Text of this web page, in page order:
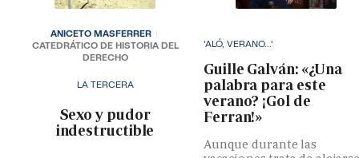
LA TERCERA
­Sexo y pudor
indestructible
ANICETO MASFERRER
CATEDRÁTICO DE HISTORIA DEL
DERECHO
'ALÓ, VERANO...'
Guille Galván: «¿Una
palabra para este
verano? ¡Gol de
Ferran!»
Aunque durante las